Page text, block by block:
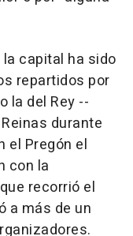
capital ha sido
repartidos por
la del Rey --
durante
el Pregón el
con la
recorrió el
a más de un